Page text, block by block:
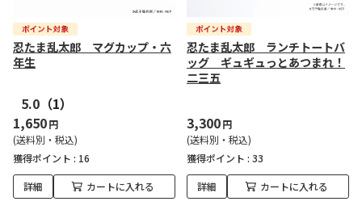
忍たま乱太郎 マグカップ・六
年生
5.0 （1）
1,650円
(送料別・税込)
獲得ポイント : 16
詳細 カートに入れる
忍たま乱太郎 ランチトートバ
ッグ ギュギュっとあつまれ！
二三五
3,300円
(送料別・税込)
獲得ポイント : 33
詳細 カートに入れる